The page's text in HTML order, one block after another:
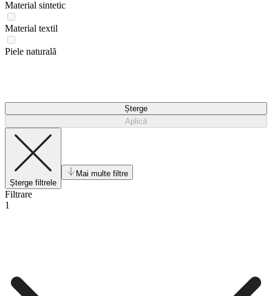
Material sintetic
Material textil
Piele naturală
Șterge
Aplică
Șterge filtrele
Mai multe filtre
Filtrare
1